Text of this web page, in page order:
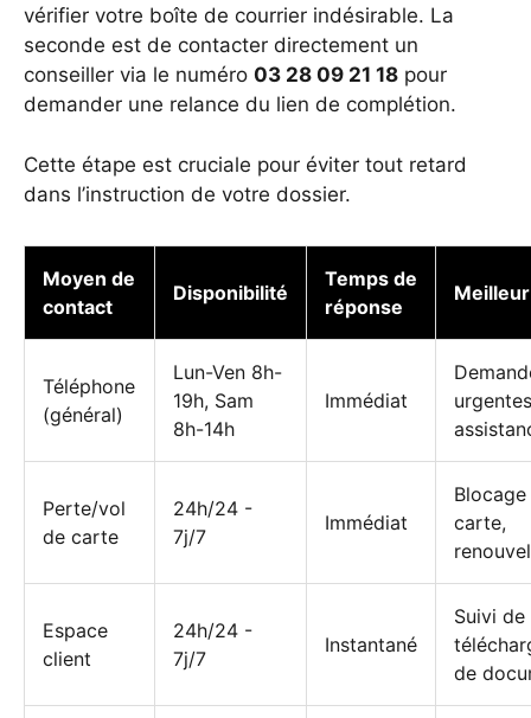
vérifier votre boîte de courrier indésirable. La
seconde est de contacter directement un
conseiller via le numéro 03 28 09 21 18 pour
demander une relance du lien de complétion.
Cette étape est cruciale pour éviter tout retard
dans l’instruction de votre dossier.
Moyen de
contact
Disponibilité
Temps de
réponse
Téléphone
(général)
Lun-Ven 8h-
19h, Sam
8h-14h
Immédiat
Perte/vol
de carte
24h/24 -
7j/7
Immédiat
carte,
Espace
client
24h/24 -
7j/7
Instantané
Suivi
de